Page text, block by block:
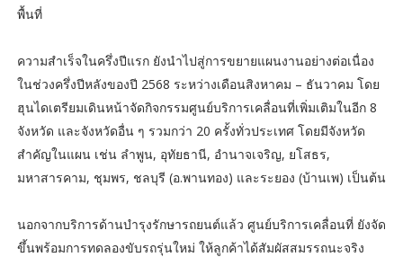
พื้นที่
ความสำเร็จในครึ่งปีแรก ยังนำไปสู่การขยายแผนงานอย่างต่อเนื่อง
ในช่วงครึ่งปีหลังของปี 2568 ระหว่างเดือนสิงหาคม – ธันวาคม โดย
ฮุนไดเตรียมเดินหน้าจัดกิจกรรมศูนย์บริการเคลื่อนที่เพิ่มเติมในอีก 8
จังหวัด และจังหวัดอื่น ๆ รวมกว่า 20 ครั้งทั่วประเทศ โดยมีจังหวัด
สำคัญในแผน เช่น ลำพูน, อุทัยธานี, อำนาจเจริญ, ยโสธร,
มหาสารคาม, ชุมพร, ชลบุรี (อ.พานทอง) และระยอง (บ้านเพ) เป็นต้น
นอกจากบริการด้านบำรุงรักษารถยนต์แล้ว ศูนย์บริการเคลื่อนที่ ยังจัด
ขึ้นพร้อมการทดลองขับรถรุ่นใหม่ ให้ลูกค้าได้สัมผัสสมรรถนะจริง